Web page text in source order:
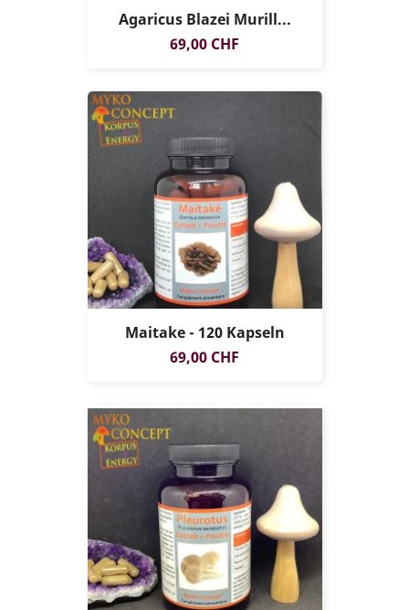
Agaricus Blazei Murill...
Preis
69,00 CHF
Maitake - 120 Kapseln
Preis
69,00 CHF